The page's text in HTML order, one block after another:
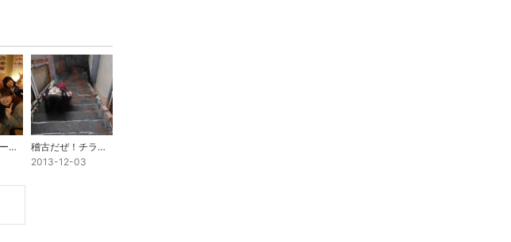
役者紹介！パート１
稽古だぜ！チラシだぜ！
2013-12-03